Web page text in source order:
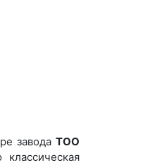
завода ТОО